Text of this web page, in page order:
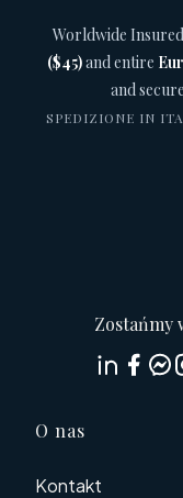
Worldwide
($45)and entire
and
SPEDIZIONE IN
Zostańmy
Linki w
O nas
Kontakt